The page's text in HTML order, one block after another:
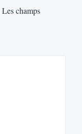
Les champs